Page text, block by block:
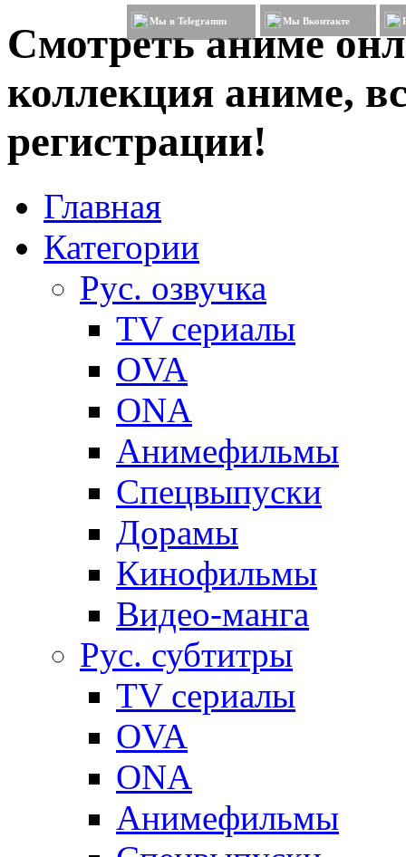
Смотреть аниме
коллекция аниме,
регистрации!
Мы в Telegramm Мы Вконтакте
Главная
Категории
Рус. озвучка
TV сериалы
OVA
ONA
Анимефильмы
Спецвыпуски
Дорамы
Кинофильмы
Видео-манга
Рус. субтитры
TV сериалы
OVA
ONA
Анимефильмы